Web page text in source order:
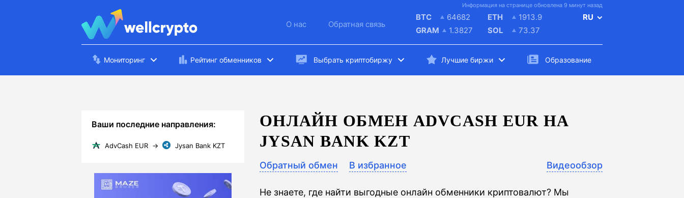
Информация на странице обновлена 9 минут назад
О нас Обратная связь
BTC
64682
GRAM
1.3827
ETH
1913.9
SOL
73.37
RU
Мониторинг Рейтинг обменников Выбрать криптобиржу Лучшие биржи Образование
Ваши последние направления:
AdvCash EUR → Jysan Bank KZT
ОНЛАЙН ОБМЕН ADVCASH EUR НА
JYSAN BANK KZT
Обратный обмен В избранное Видеообзор
Не знаете, где найти выгодные онлайн обменники криптовалют? Мы